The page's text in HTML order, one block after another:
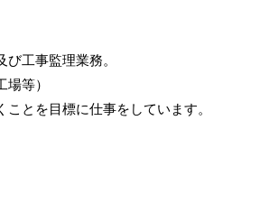
工事監理業務。
等）
とを目標に仕事をしています。